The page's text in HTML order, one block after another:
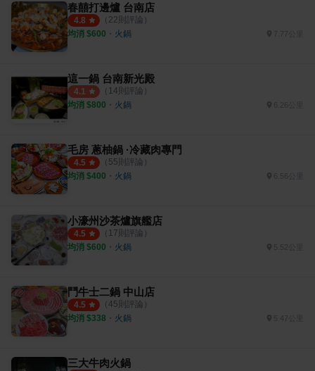
春囍打邊爐 台南店
4.8 （ 22則評論）
均消 $600 ・ 火鍋
這一鍋 台南新光殿
4.1 （ 14則評論）
均消 $800 ・ 火鍋
毛房 蔥柚鍋 ·冷藏肉專門
4.5 （ 55則評論）
均消 $400 ・ 火鍋 6.56公里
小濠州沙茶爐旗艦店
4.5 （ 17則評論）
均消 $600 ・ 火鍋 5.52公里
鬥牛士二鍋 中山店
4.5 （ 45則評論）
均消 $338 ・ 火鍋 5.47公里
三大牛肉火鍋